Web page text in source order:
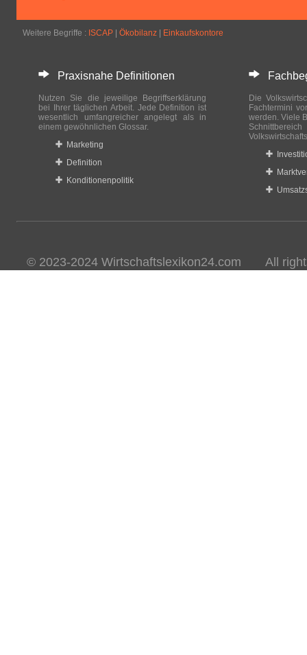
Weitere Begriffe : ISCAP Ökobilanz Einkaufskontore
Praxisnahe Definitionen
Nutzen Sie die jeweilige Begriffserklärung
bei Ihrer täglichen Arbeit. Jede Definition ist
wesentlich umfangreicher angelegt als in
einem gewöhnlichen Glossar.
Marketing
Definition
Konditionenpolitik
Die
Fachtermini
werden. Viele
© 2023-2024 Wirtschaftslexikon24.com All